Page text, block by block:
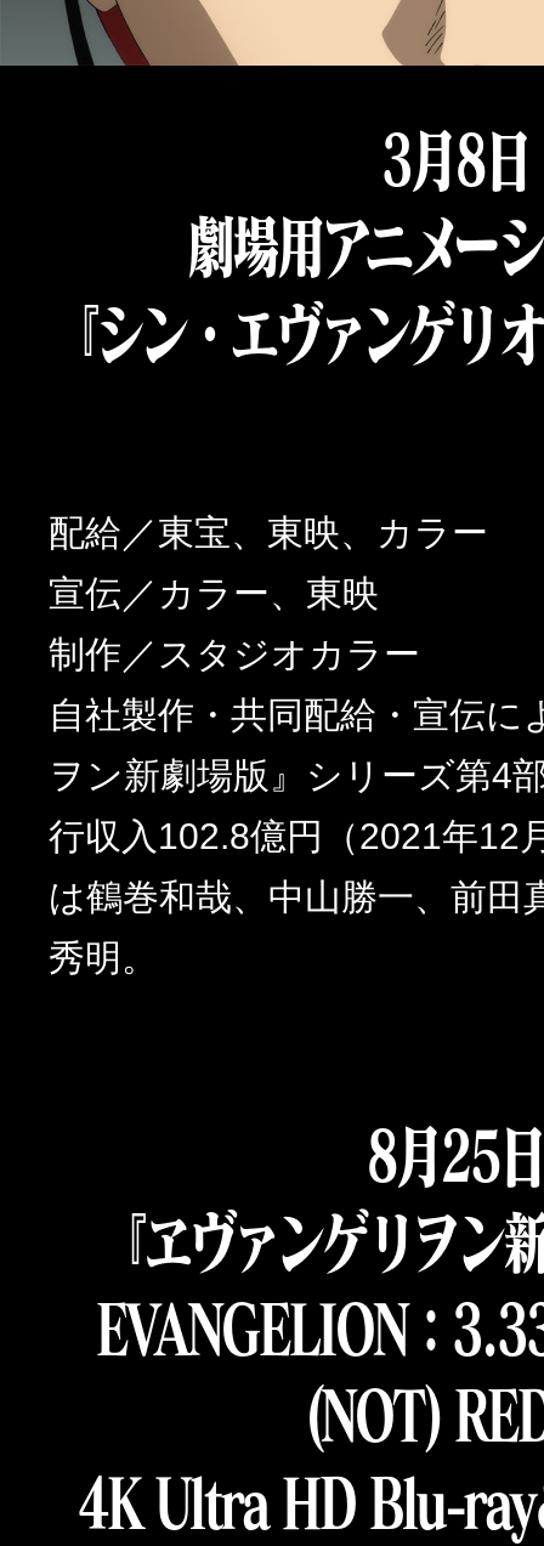
3月8日
劇場用アニメー
『シン・エヴァンゲリ
配給／東宝、東映、カラー
宣伝／カラー、東映
制作／スタジオカラー
自社製作・共同配給・宣伝
ヲン新劇場版』シリーズ第4
行収入102.8億円（2021年12
は鶴巻和哉、中山勝一、前田
秀明。
8月25日
『ヱヴァンゲリヲン
EVANGELION：
(NOT)
4K Ultra HD Blu-